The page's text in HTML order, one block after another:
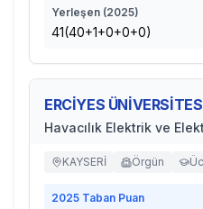
Yerleşen (2025)
41(40+1+0+0+0)
ERCİYES
Havacılık Elektrik ve
KAYSERİ Örgün
2025 Taban Puan